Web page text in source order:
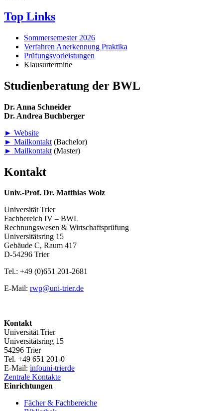
Top Links
Sommersemester 2026
Verfahren Anerkennung Praktika
Prüfungsvorleistungen
Klausurtermine
Studienberatung der BWL
Dr. Anna Schneider
Dr. Andrea Buchberger
► Website
► Mailkontakt (Bachelor)
► Mailkontakt (Master)
Kontakt
Univ.-Prof. Dr. Matthias Wolz
Universität Trier
Fachbereich IV – BWL
Rechnungswesen & Wirtschaftsprüfung
Universitätsring 15
Gebäude C, Raum 417
D-54296 Trier
Tel.: +49 (0)651 201-2681
E-Mail: rwp@uni-trier.de
Kontakt
Universität Trier
Universitätsring 15
54296 Trier
Tel. +49 651 201-0
E-Mail: infouni-trierde
Zentrale Kontakte
Einrichtungen
Fächer & Fachbereiche